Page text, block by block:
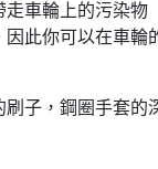
走車輪上的污染物
因此你可以在車
子，鋼圈手套